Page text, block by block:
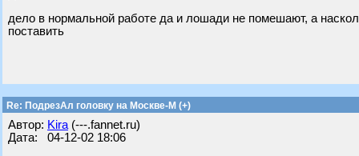
дело в нормальной работе да и лошади не помешают, а
поставить
Re: ПодрезАл головку на Москве-М (+)
Автор: Kira (---.fannet.ru)
Дата: 04-12-02 18:06